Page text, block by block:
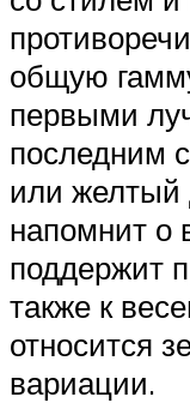
общую
первыми
последним
или желтый
напомнит о
поддержит
также к
относится
вариации.